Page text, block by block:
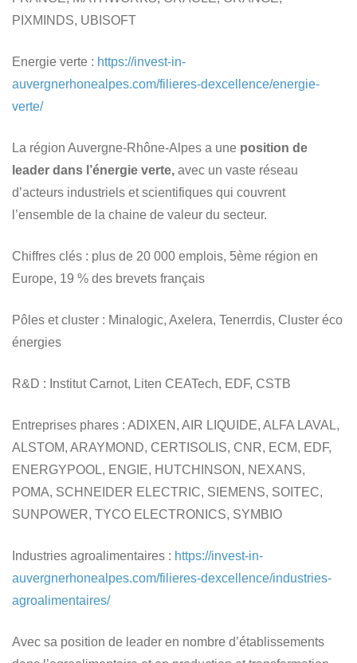
PIXMINDS, UBISOFT
Energie verte : https://invest-in-
auvergnerhonealpes.com/filieres-dexcellence/energie-
verte/
La région Auvergne-Rhône-Alpes a une position de
leader dans l’énergie verte, avec un vaste réseau
d’acteurs industriels et scientifiques qui couvrent
l’ensemble de la chaine de valeur du secteur.
Chiffres clés : plus de 20 000 emplois, 5ème région en
Europe, 19 % des brevets français
Pôles et cluster : Minalogic, Axelera, Tenerrdis, Cluster éco
énergies
R&D : Institut Carnot, Liten CEATech, EDF, CSTB
Entreprises phares : ADIXEN, AIR LIQUIDE, ALFA LAVAL,
ALSTOM, ARAYMOND, CERTISOLIS, CNR, ECM, EDF,
ENERGYPOOL, ENGIE, HUTCHINSON, NEXANS,
POMA, SCHNEIDER ELECTRIC, SIEMENS, SOITEC,
SUNPOWER, TYCO ELECTRONICS, SYMBIO
Industries agroalimentaires : https://invest-in-
auvergnerhonealpes.com/filieres-dexcellence/industries-
agroalimentaires/
Avec sa position de leader en nombre d’établissements